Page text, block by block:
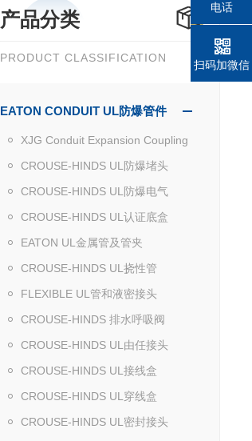
产品分类
PRODUCT CLASSIFICATION
EATON CONDUIT UL防爆管件
XJG Conduit Expansion Coupling
CROUSE-HINDS UL防爆堵头
CROUSE-HINDS UL防爆电气
CROUSE-HINDS UL认证底盒
EATON UL金属管及管夹
CROUSE-HINDS UL挠性管
FLEXIBLE UL管和液密接头
CROUSE-HINDS 排水呼吸阀
CROUSE-HINDS UL由任接头
CROUSE-HINDS UL接线盒
CROUSE-HINDS UL穿线盒
CROUSE-HINDS UL密封接头
电话
扫码加微信